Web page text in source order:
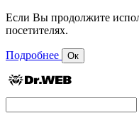
Если Вы продолжите
посетителях.
Подробнее Ок